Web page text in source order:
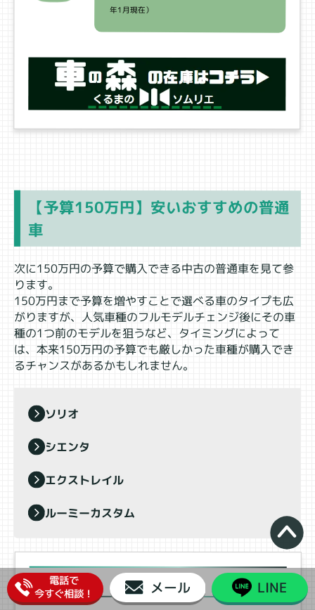
電話で
今すぐ相談！ メール LINE
年1月現在）
【予算150万円】安いおすすめの普通
車
次に150万円の予算で購入できる中古の普通車を見て参
ります。
150万円まで予算を増やすことで選べる車のタイプも広
がりますが、人気車種のフルモデルチェンジ後にその車
種の1つ前のモデルを狙うなど、タイミングによって
は、本来150万円の予算でも厳しかった車種が購入でき
るチャンスがあるかもしれません。
ソリオ
シエンタ
エクストレイル
ルーミーカスタム
ソリオ